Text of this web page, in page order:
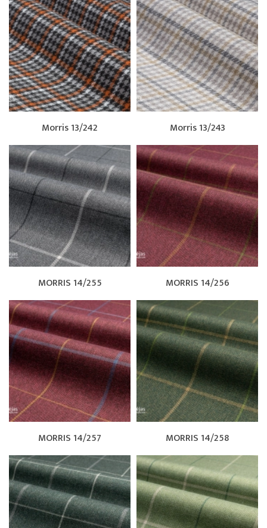
Morris 13/242 Morris 13/243
MORRIS 14/255 MORRIS 14/256
MORRIS 14/257 MORRIS 14/258